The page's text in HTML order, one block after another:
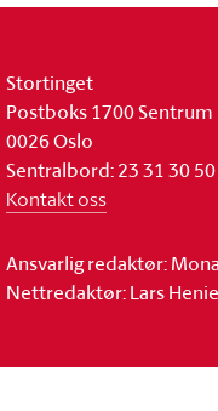
Stortinget
Postboks 1700 Sentrum
0026 Oslo
Sentralbord: 23 31 30 50
Kontakt oss
Ansvarlig redaktør:
Nettredaktør: Lars